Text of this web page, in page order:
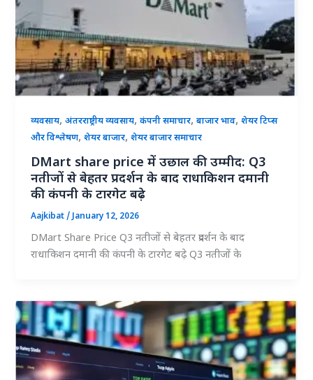
व्यवसाय,अंतरराष्ट्रीय व्यवसाय,कंपनी समाचार,बाजार भाव,शेयर टिप्स
और विश्लेषण,शेयर बाजार,शेयर बाजार समाचार
DMart share price में उछाल की उम्मीद: Q3
नतीजों से बेहतर प्रदर्शन के बाद राधाकिशन दमानी
की कंपनी के टारगेट बढ़े
Aajkibat/January 12, 2026
DMart Share Price Q3 नतीजों से बेहतर प्रदर्शन के बाद
राधाकिशन दमानी की कंपनी के टारगेट बढ़े Q3 नतीजों के